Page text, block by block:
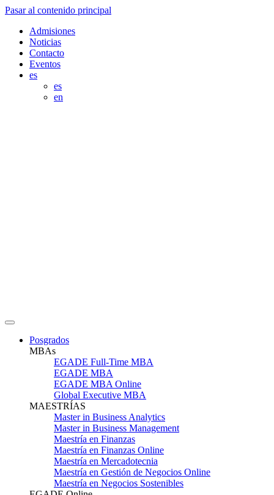
Pasar al contenido principal
Admisiones
Noticias
Contacto
Eventos
es
es
en
Posgrados
MBAs
EGADE Full-Time MBA
EGADE MBA
EGADE MBA Online
Global Executive MBA
MAESTRÍAS
Master in Business Analytics
Master in Business Management
Maestría en Finanzas
Maestría en Finanzas Online
Maestría en Mercadotecnia
Maestría en Gestión de Negocios Online
Maestría en Negocios Sostenibles